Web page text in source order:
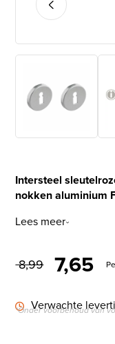
Intersteel
nokken aluminium
Lees meer
8,99 7,65
Verwachte
*Onder voorbehoud van